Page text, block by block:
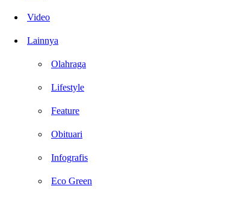
Video
Lainnya
Olahraga
Lifestyle
Feature
Obituari
Infografis
Eco Green